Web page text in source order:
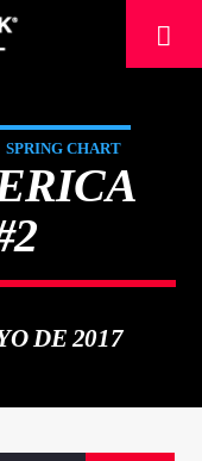
SPRING CHART
DE 2017